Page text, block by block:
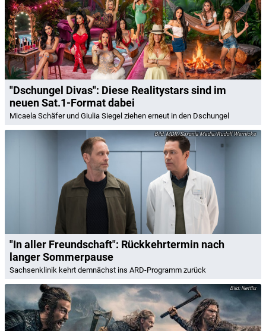
"Dschungel Divas": Diese Realitystars sind im
neuen Sat.1-Format dabei
Micaela Schäfer und Giulia Siegel ziehen erneut in den Dschungel
MDR/Saxonia Media/Rudolf Wernicke
"In aller Freundschaft": Rückkehrtermin nach
langer Sommerpause
Sachsenklinik kehrt demnächst ins ARD-Programm zurück
Netflix